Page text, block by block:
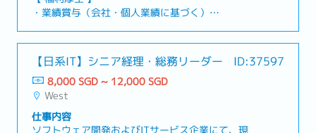
（Regional Finance & Tax Manager）を募集して
います。本ポジションでは、グループ内の社内税務
コンサルタントとして、海外子会社に対するクロス
強化、現地税務当局への対応などを支援いただきま
す。また財務レポートのレビューや業績分析、予算
策定・予実管理、内部統制のモニタリングなど、
す。担当エリアは、シンガポール、タイ、フィリピ
・業績賞与（会社・個人業績に基づく）
・病気休暇
・医療・歯科給付
・健康診断
・勤続表彰
・会社SIM支給
・フレキシブルな勤務時間：7:00 AM～10:00 AM
の間で勤務開始
【日系IT】シニア経理・総務リーダー ID:37597
8,000 SGD ~ 12,000 SGD
West
仕事内容
ソフトウェア開発およびITサービス企業にて、現